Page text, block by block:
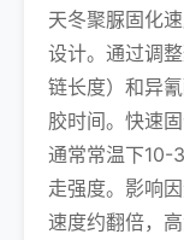
天冬聚脲固化
设计。通过调
链长度）和异
胶时间。快速
通常常温下10-
走强度。影响
速度约翻倍，